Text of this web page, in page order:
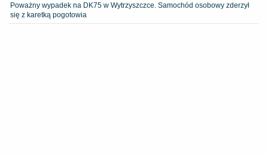
Poważny wypadek na DK75 w Wytrzyszczce. Samochód osobowy zderzył
się z karetką pogotowia